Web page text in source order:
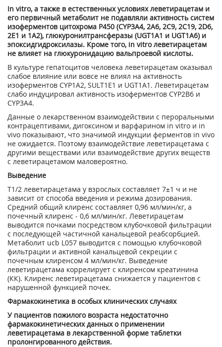
In vitro, а также в естественных условиях леветирацетам и
его первичный метаболит не подавляли активность систем
изоферментов цитохрома Р450 (CYP3A4, 2А6, 2С9, 2С19, 2D6,
2Е1 и 1А2), глюкуронилтрансферазы (UGT1A1 и UGT1A6) и
эпоксидгидроксилазы. Кроме того, in vitro леветирацетам
не влияет на глюкуронидацию вальпроевой кислоты.
В культуре гепатоцитов человека леветирацетам оказывал
слабое влияние или вовсе не влиял на активность
изоферментов СYР1А2, SULT1E1 и UGT1A1. Леветирацетам
слабо индуцировал активность изоферментов СYР2В6 и
СYР3А4.
Данные о лекарственном взаимодействии с пероральными
контрацептивами, дигоксином и варфарином in vitro и in
vivo показывают, что значимой индукции ферментов in vivo
не ожидается. Поэтому взаимодействие леветирацетама с
другими веществами или взаимодействие других веществ
с леветирацетамом маловероятно.
Выведение
Т1/2 леветирацетама у взрослых составляет 7±1 ч и не
зависит от способа введения и режима дозирования.
Средний общий клиренс составляет 0,96 мл/мин/кг, а
почечный клиренс - 0,6 мл/мин/кг. Леветирацетам
выводится почками посредством клубочковой фильтрации
с последующей частичной канальцевой реабсорбцией.
Метаболит ucb L057 выводится с помощью клубочковой
фильтрации и активной канальцевой секреции с
почечным клиренсом 4 мл/мин/кг. Выведение
леветирацетама коррелирует с клиренсом креатинина
(КК). Клиренс леветирацетама снижается у пациентов с
нарушенной функцией почек.
Фармакокинетика в особых клинических случаях
У пациентов пожилого возраста недостаточно
фармакокинетических данных о применении
леветирацетама в лекарственной форме таблетки
пролонгированного действия.